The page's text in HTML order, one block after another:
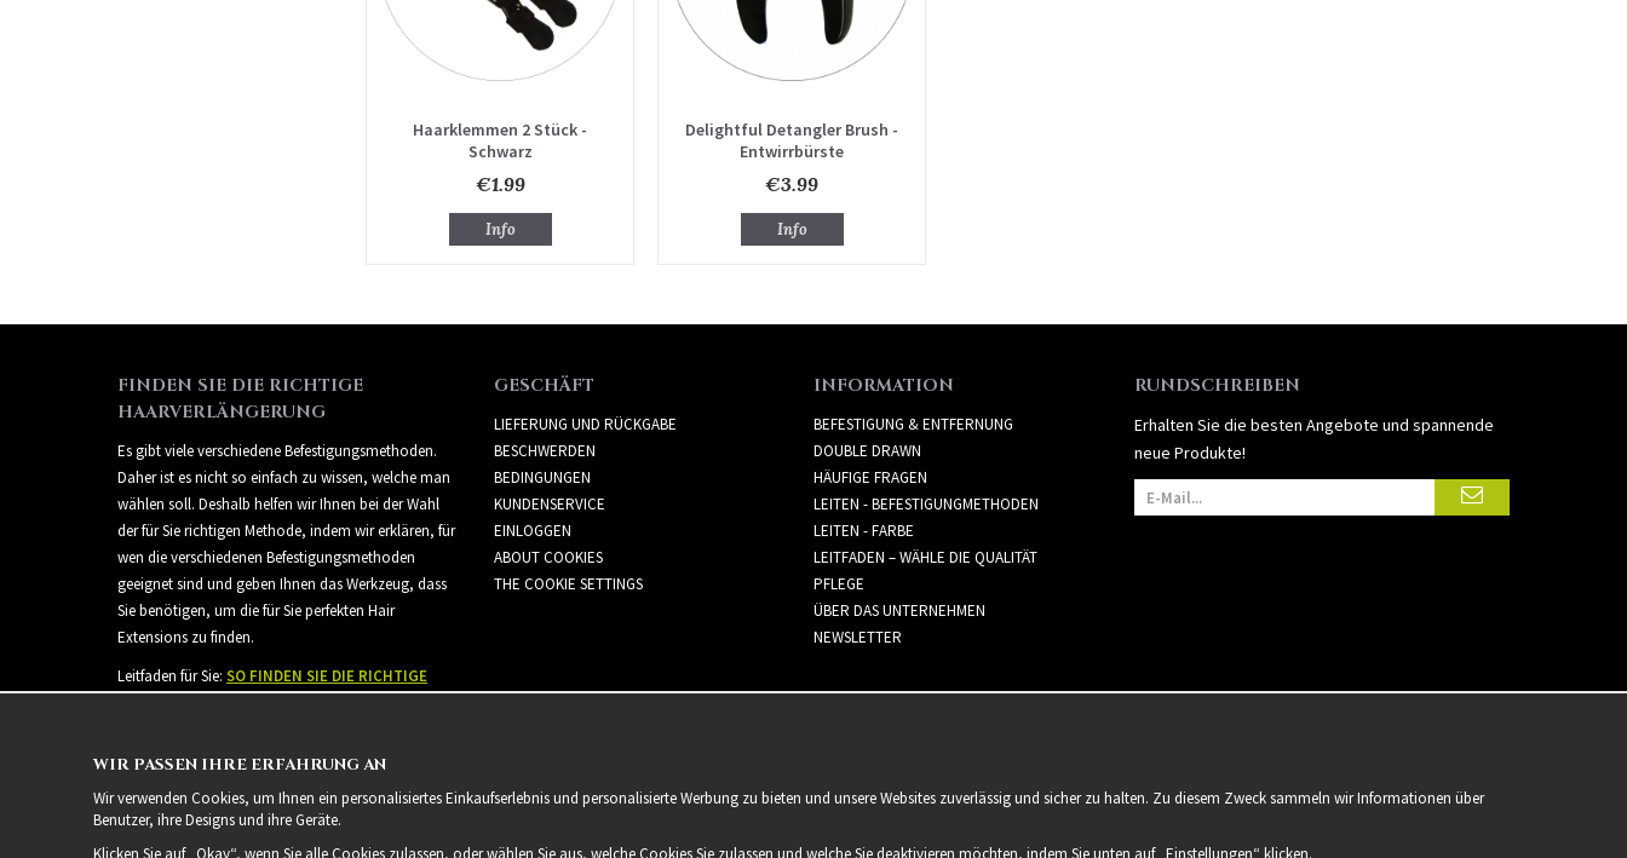
Haarklemmen 2 Stück -
Schwarz
€1.99
Info
Delightful Detangler Brush -
Entwirrbürste
€3.99
Info
FINDEN SIE DIE RICHTIGE
HAARVERLÄNGERUNG
Es gibt viele verschiedene Befestigungsmethoden.
Daher ist es nicht so einfach zu wissen, welche man
wählen soll. Deshalb helfen wir Ihnen bei der Wahl
der für Sie richtigen Methode, indem wir erklären, für
wen die verschiedenen Befestigungsmethoden
geeignet sind und geben Ihnen das Werkzeug, dass
Sie benötigen, um die für Sie perfekten Hair
Extensions zu finden.
Leitfaden für Sie: SO FINDEN SIE DIE RICHTIGE
GESCHÄFT
LIEFERUNG UND RÜCKGABE
BESCHWERDEN
BEDINGUNGEN
KUNDENSERVICE
EINLOGGEN
ABOUT COOKIES
THE COOKIE SETTINGS
INFORMATION
BEFESTIGUNG & ENTFERNUNG
DOUBLE DRAWN
HÄUFIGE FRAGEN
LEITEN - BEFESTIGUNGMETHODEN
LEITEN - FARBE
LEITFADEN – WÄHLE DIE QUALITÄT
PFLEGE
ÜBER DAS UNTERNEHMEN
NEWSLETTER
RUNDSCHREIBEN
Erhalten Sie die besten Angebote und spannende
neue Produkte!
WIR PASSEN IHRE ERFAHRUNG AN
Wir verwenden Cookies, um Ihnen ein personalisiertes Einkaufserlebnis und personalisierte Werbung zu bieten und unsere Websites zuverlässig und sicher zu halten. Zu diesem Zweck sammeln wir Informationen über
Benutzer, ihre Designs und ihre Geräte.
Klicken Sie auf „Okay“, wenn Sie alle Cookies zulassen, oder wählen Sie aus, welche Cookies Sie zulassen und welche Sie deaktivieren möchten, indem Sie unten auf „Einstellungen“ klicken.